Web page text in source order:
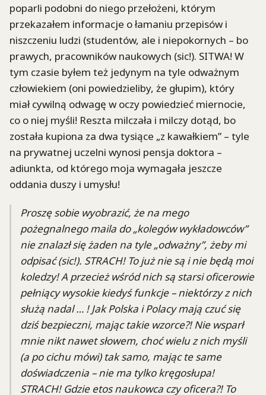
poparli podobni do niego przełożeni, którym
przekazałem informacje o łamaniu przepisów i
niszczeniu ludzi (studentów, ale i niepokornych – bo
prawych, pracowników naukowych (sic!). SITWA! W
tym czasie byłem też jedynym na tyle odważnym
człowiekiem (oni powiedzieliby, że głupim), który
miał cywilną odwagę w oczy powiedzieć miernocie,
co o niej myśli! Reszta milczała i milczy dotąd, bo
została kupiona za dwa tysiące „z kawałkiem” – tyle
na prywatnej uczelni wynosi pensja doktora –
adiunkta, od którego moja wymagała jeszcze
oddania duszy i umysłu!
Proszę sobie wyobrazić, że na mego
pożegnalnego maila do „kolegów wykładowców”
nie znalazł się żaden na tyle „odważny”, żeby mi
odpisać (sic!). STRACH! To już nie są i nie będą moi
koledzy! A przecież wśród nich są starsi oficerowie
pełniący wysokie kiedyś funkcje – niektórzy z nich
służą nadal … ! Jak Polska i Polacy mają czuć się
dziś bezpieczni, mając takie wzorce?! Nie wsparł
mnie nikt nawet słowem, choć wielu z nich myśli
(a po cichu mówi) tak samo, mając te same
doświadczenia – nie ma tylko kręgosłupa!
STRACH! Gdzie etos naukowca czy oficera?! To